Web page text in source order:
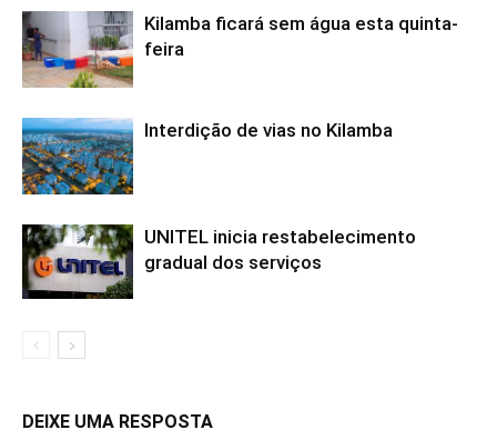
Kilamba ficará sem água esta quinta-
feira
Interdição de vias no Kilamba
UNITEL inicia restabelecimento
gradual dos serviços
DEIXE UMA RESPOSTA